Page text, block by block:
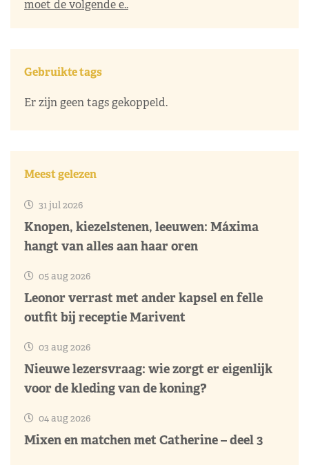
moet de volgende e..
Gebruikte tags
Er zijn geen tags gekoppeld.
Meest gelezen
31 jul 2026
Knopen, kiezelstenen, leeuwen: Máxima
hangt van alles aan haar oren
05 aug 2026
Leonor verrast met ander kapsel en felle
outfit bij receptie Marivent
03 aug 2026
Nieuwe lezersvraag: wie zorgt er eigenlijk
voor de kleding van de koning?
04 aug 2026
Mixen en matchen met Catherine – deel 3